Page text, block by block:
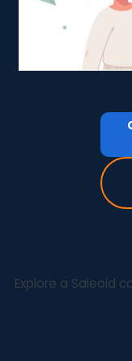
Explore a Saleoid